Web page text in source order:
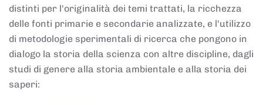
distinti per l'originalità dei temi trattati, la ricchezza
delle fonti primarie e secondarie analizzate, e l'utilizzo
di metodologie sperimentali di ricerca che pongono in
dialogo la storia della scienza con altre discipline, dagli
studi di genere alla storia ambientale e alla storia dei
saperi: